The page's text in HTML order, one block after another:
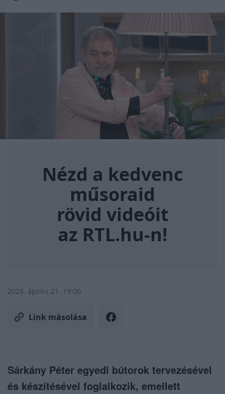
Nézd a kedvenc
műsoraid
rövid videóit
az RTL.hu-n!
2026. április 21. 19:00
Link másolása
Sárkány Péter egyedi bútorok tervezésével
és készítésével foglalkozik, emellett